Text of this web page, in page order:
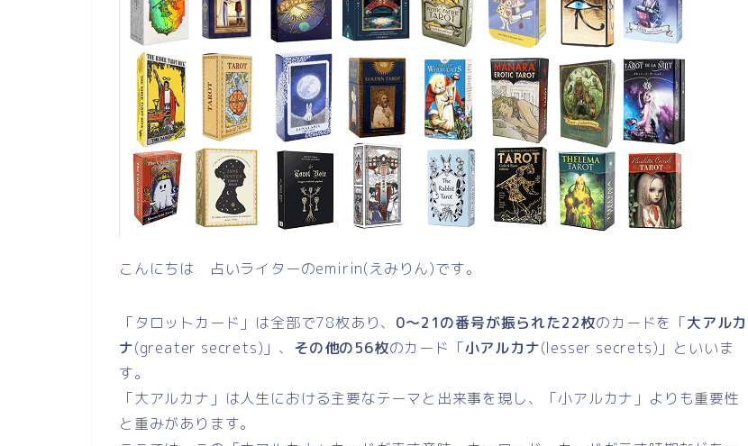
こんにちは 占いライターのemirin(えみりん)です。
「タロットカード」は全部で78枚あり、 0～21の番号が振られた22枚のカードを「大アルカ
ナ(greater secrets)」、 その他の56枚のカード「小アルカナ(lesser secrets)」といいま
す。
「大アルカナ」は人生における主要なテーマと出来事を現し、「小アルカナ」よりも重要性
と重みがあります。